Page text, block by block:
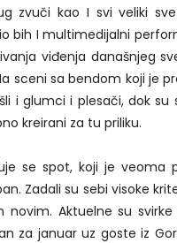
zvuči kao I svi veliki
bih I multimedijalni
viđenja današnjeg
sceni sa bendom koji je
i glumci i plesači, dok
kreirani za tu priliku.
se spot, koji je veoma
Zadali su sebi visoke
novim. Aktuelne su
za januar uz goste iz